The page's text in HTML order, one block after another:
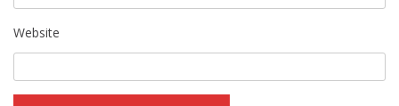
Website